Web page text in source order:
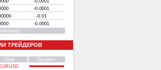
-0.0001
-0.0001
-0.01
-0.0001
ТРЕЙДЕРОВ
Пара
Продают